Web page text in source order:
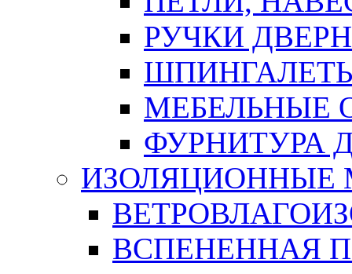
РУЧКИ
МЕБЕЛЬНЫЕ
ФУРНИТУРА
ИЗОЛЯЦИОННЫЕ
ВСПЕНЕННАЯ